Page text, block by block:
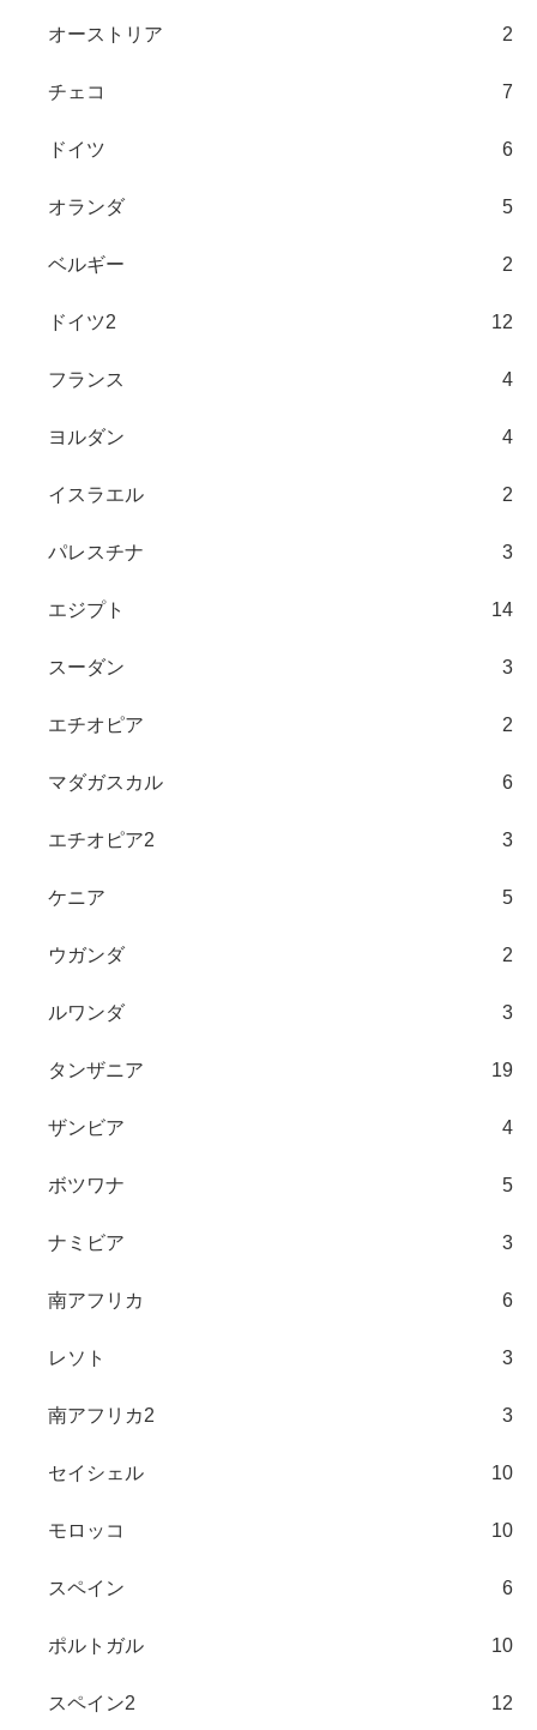
オーストリア 2
チェコ 7
ドイツ 6
オランダ 5
ベルギー 2
ドイツ2 12
フランス 4
ヨルダン 4
イスラエル 2
パレスチナ 3
エジプト 14
スーダン 3
エチオピア 2
マダガスカル 6
エチオピア2 3
ケニア 5
ウガンダ 2
ルワンダ 3
タンザニア 19
ザンビア 4
ボツワナ 5
ナミビア 3
南アフリカ 6
レソト 3
南アフリカ2 3
セイシェル 10
モロッコ 10
スペイン 6
ポルトガル 10
スペイン2 12